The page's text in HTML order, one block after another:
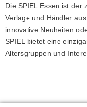
Die SPIEL Essen ist der
Verlage und Händler
innovative Neuheiten
SPIEL bietet eine
Altersgruppen und